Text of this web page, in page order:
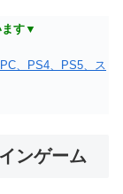
ます▼
、PS4、PS5、ス
ンゲーム